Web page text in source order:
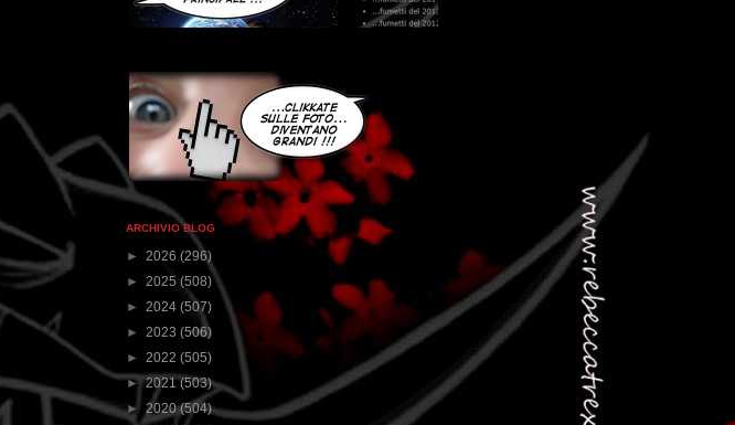
ARCHIVIO BLOG
► 2026 (296)
► 2025 (508)
► 2024 (507)
► 2023 (506)
► 2022 (505)
►2021(503)
► 2020(504)